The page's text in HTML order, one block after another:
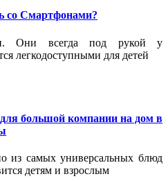
со Смартфонами?
Они всегда под рукой у
легкодоступными для детей
большой компании на дом в
из самых универсальных блюд
детям и взрослым